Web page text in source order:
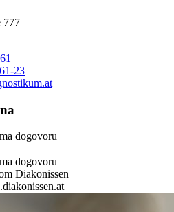
777
23
dogovoru
dogovoru
Diakonissen